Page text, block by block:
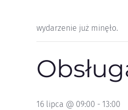
wydarzenie już minęło.
16 lipca @ 09:00 - 13:00